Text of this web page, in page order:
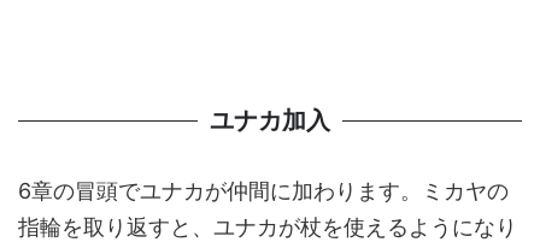
ユナカ加入
6章の冒頭でユナカが仲間に加わります。ミカヤの
指輪を取り返すと、ユナカが杖を使えるようになり